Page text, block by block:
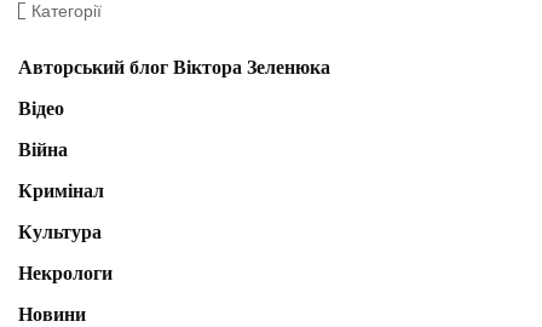
Категорії
Авторський блог Віктора Зеленюка
Відео
Війна
Кримінал
Культура
Некрологи
Новини